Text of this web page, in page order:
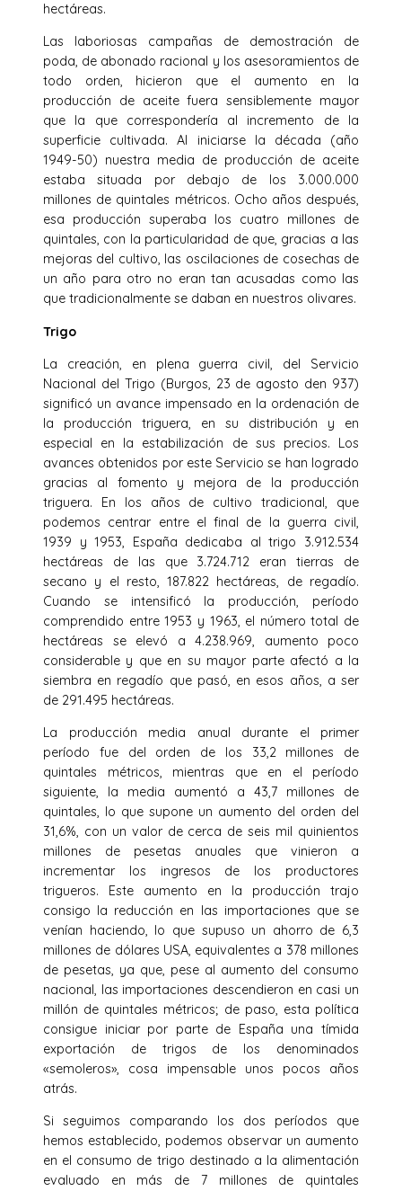
hectáreas.
Las laboriosas campañas de demostración de
poda, de abonado racional y los asesoramientos de
todo orden, hicieron que el aumento en la
producción de aceite fuera sensiblemente mayor
que la que correspondería al incremento de la
superficie cultivada. Al iniciarse la década (año
1949-50) nuestra media de producción de aceite
estaba situada por debajo de los 3.000.000
millones de quintales métricos. Ocho años después,
esa producción superaba los cuatro millones de
quintales, con la particularidad de que, gracias a las
mejoras del cultivo, las oscilaciones de cosechas de
un año para otro no eran tan acusadas como las
que tradicionalmente se daban en nuestros olivares.
Trigo
La creación, en plena guerra civil, del Servicio
Nacional del Trigo (Burgos, 23 de agosto den 937)
significó un avance impensado en la ordenación de
la producción triguera, en su distribución y en
especial en la estabilización de sus precios. Los
avances obtenidos por este Servicio se han logrado
gracias al fomento y mejora de la producción
triguera. En los años de cultivo tradicional, que
podemos centrar entre el final de la guerra civil,
1939 y 1953, España dedicaba al trigo 3.912.534
hectáreas de las que 3.724.712 eran tierras de
secano y el resto, 187.822 hectáreas, de regadío.
Cuando se intensificó la producción, período
comprendido entre 1953 y 1963, el número total de
hectáreas se elevó a 4.238.969, aumento poco
considerable y que en su mayor parte afectó a la
siembra en regadío que pasó, en esos años, a ser
de 291.495 hectáreas.
La producción media anual durante el primer
período fue del orden de los 33,2 millones de
quintales métricos, mientras que en el período
siguiente, la media aumentó a 43,7 millones de
quintales, lo que supone un aumento del orden del
31,6%, con un valor de cerca de seis mil quinientos
millones de pesetas anuales que vinieron a
incrementar los ingresos de los productores
trigueros. Este aumento en la producción trajo
consigo la reducción en las importaciones que se
venían haciendo, lo que supuso un ahorro de 6,3
millones de dólares USA, equivalentes a 378 millones
de pesetas, ya que, pese al aumento del consumo
nacional, las importaciones descendieron en casi un
millón de quintales métricos; de paso, esta política
consigue iniciar por parte de España una tímida
exportación de trigos de los denominados
«semoleros», cosa impensable unos pocos años
atrás.
Si seguimos comparando los dos períodos que
hemos establecido, podemos observar un aumento
en el consumo de trigo destinado a la alimentación
evaluado en más de 7 millones de quintales